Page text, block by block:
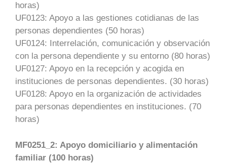
horas)
UF0123: Apoyo a las gestiones cotidianas de las
personas dependientes (50 horas)
UF0124: Interrelación, comunicación y observación
con la persona dependiente y su entorno (80 horas)
UF0127: Apoyo en la recepción y acogida en
instituciones de personas dependientes. (30 horas)
UF0128: Apoyo en la organización de actividades
para personas dependientes en instituciones. (70
horas)
MF0251_2: Apoyo domiciliario y alimentación
familiar (100 horas)